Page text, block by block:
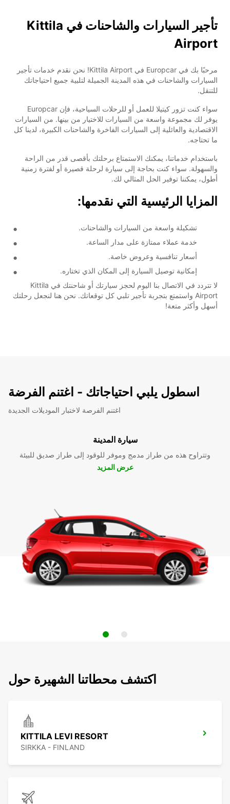
تأجير السيارات والشاحنات في Kittila
Airport
مرحبًا بك في Europcar في Kittila Airport! نحن نقدم خدمات تأجير
السيارات والشاحنات في هذه المدينة الجميلة لتلبية جميع احتياجاتك
للتنقل.
سواء كنت تزور كيتيلا للعمل أو للرحلات السياحية، فإن Europcar
يوفر لك مجموعة واسعة من السيارات للاختيار من بينها. من السيارات
الاقتصادية والعائلية إلى السيارات الفاخرة والشاحنات الكبيرة، لدينا كل
ما تحتاجه.
باستخدام خدماتنا، يمكنك الاستمتاع برحلتك بأقصى قدر من الراحة
والسهولة. سواء كنت بحاجة إلى سيارة لرحلة قصيرة أو لفترة زمنية
أطول، يمكننا توفير الحل المثالي لك.
المزايا الرئيسية التي نقدمها:
تشكيلة واسعة من السيارات والشاحنات.
خدمة عملاء ممتازة على مدار الساعة.
أسعار تنافسية وعروض خاصة.
إمكانية توصيل السيارة إلى المكان الذي تختاره.
لا تتردد في الاتصال بنا اليوم لحجز سيارتك أو شاحنتك في Kittila
Airport واستمتع بتجربة تأجير تلبي كل توقعاتك. نحن هنا لنجعل رحلتك
أسهل وأكثر متعة!
اسطول يلبي احتياجاتك - اغتنم الفرضة
اغتنم الفرصة لاختبار الموديلات الجديدة
سيارة المدينة
وتتراوح هذه من طراز مدمج وموفر للوقود إلى طراز صديق للبيئة
عرض المزيد
اكتشف محطاتنا الشهيرة حول
KITTILA LEVI RESORT
SIRKKA - FINLAND